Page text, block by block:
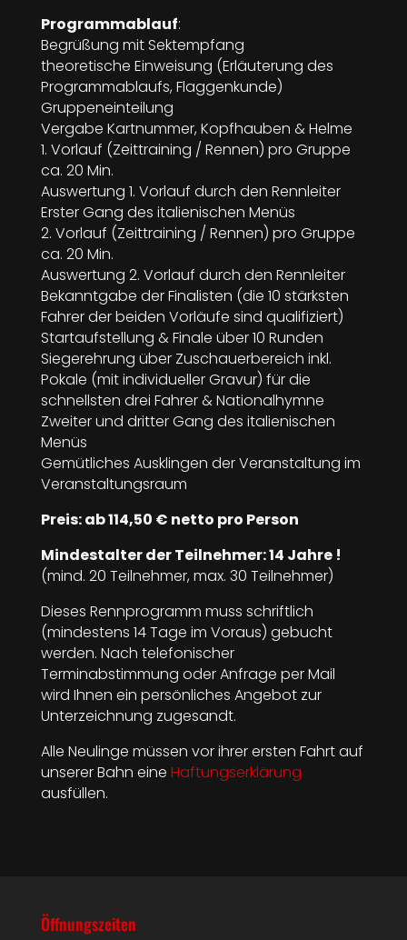
Programmablauf:
Begrüßung mit Sektempfang
theoretische Einweisung (Erläuterung des
Programmablaufs, Flaggenkunde)
Gruppeneinteilung
Vergabe Kartnummer, Kopfhauben & Helme
1. Vorlauf (Zeittraining / Rennen) pro Gruppe
ca. 20 Min.
Auswertung 1. Vorlauf durch den Rennleiter
Erster Gang des italienischen Menüs
2. Vorlauf (Zeittraining / Rennen) pro Gruppe
ca. 20 Min.
Auswertung 2. Vorlauf durch den Rennleiter
Bekanntgabe der Finalisten (die 10 stärksten
Fahrer der beiden Vorläufe sind qualifiziert)
Startaufstellung & Finale über 10 Runden
Siegerehrung über Zuschauerbereich inkl.
Pokale (mit individueller Gravur) für die
schnellsten drei Fahrer & Nationalhymne
Zweiter und dritter Gang des italienischen
Menüs
Gemütliches Ausklingen der Veranstaltung im
Veranstaltungsraum
Preis: ab 114,50 € netto pro Person
Mindestalter der Teilnehmer: 14 Jahre !
(mind. 20 Teilnehmer, max. 30 Teilnehmer)
Dieses Rennprogramm muss schriftlich
(mindestens 14 Tage im Voraus) gebucht
werden. Nach telefonischer
Terminabstimmung oder Anfrage per Mail
wird Ihnen ein persönliches Angebot zur
Unterzeichnung zugesandt.
Alle Neulinge müssen vor ihrer ersten Fahrt auf
unserer Bahn eine Haftungserklärung
ausfüllen.
Öffnungszeiten